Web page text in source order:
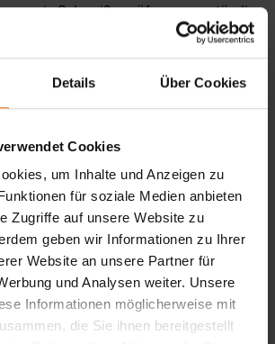
Details Über Cookies
Cookies
um Inhalte und Anzeigen zu
für soziale Medien anbieten
Zugriffe auf unsere Website zu
geben wir Informationen zu Ihrer
Website an unsere Partner für
und Analysen weiter. Unsere
Informationen möglicherweise mit
die Sie ihnen bereitgestellt
sowie Schweißerprüfungen zuständig